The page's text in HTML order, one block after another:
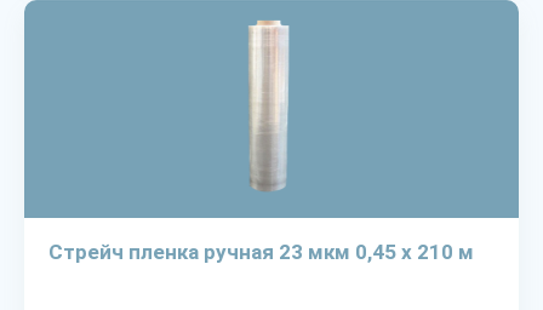
Стрейч пленка ручная 23 мкм 0,45 х 210 м